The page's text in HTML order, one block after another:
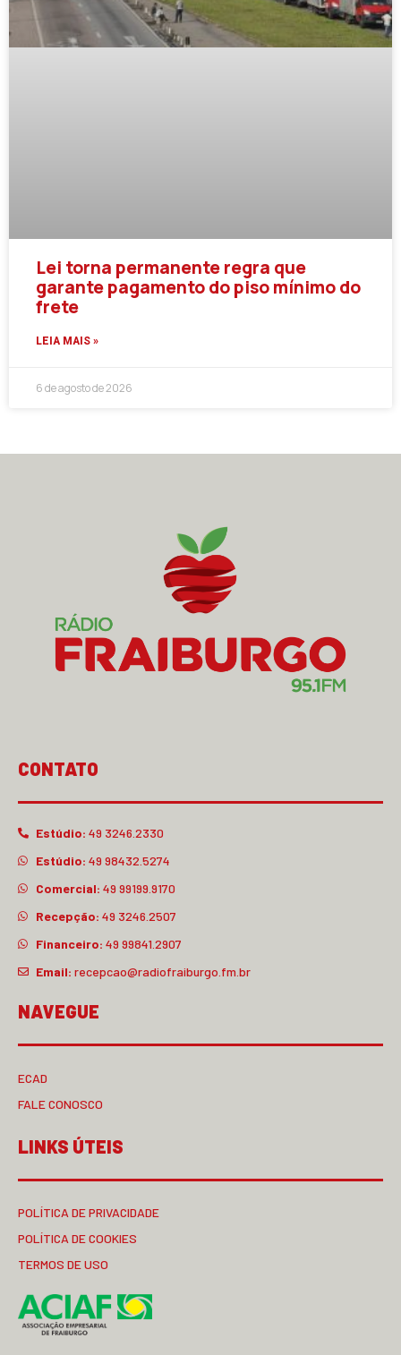
Lei torna permanente regra que
garante pagamento do piso mínimo do
frete
LEIA MAIS »
6 de agosto de 2026
CONTATO
Estúdio: 49 3246.2330
Estúdio: 49 98432.5274
Comercial: 49 99199.9170
Recepção: 49 3246.2507
Financeiro: 49 99841.2907
Email: recepcao@radiofraiburgo.fm.br
NAVEGUE
ECAD
FALE CONOSCO
LINKS ÚTEIS
POLÍTICA DE PRIVACIDADE
POLÍTICA DE COOKIES
TERMOS DE USO